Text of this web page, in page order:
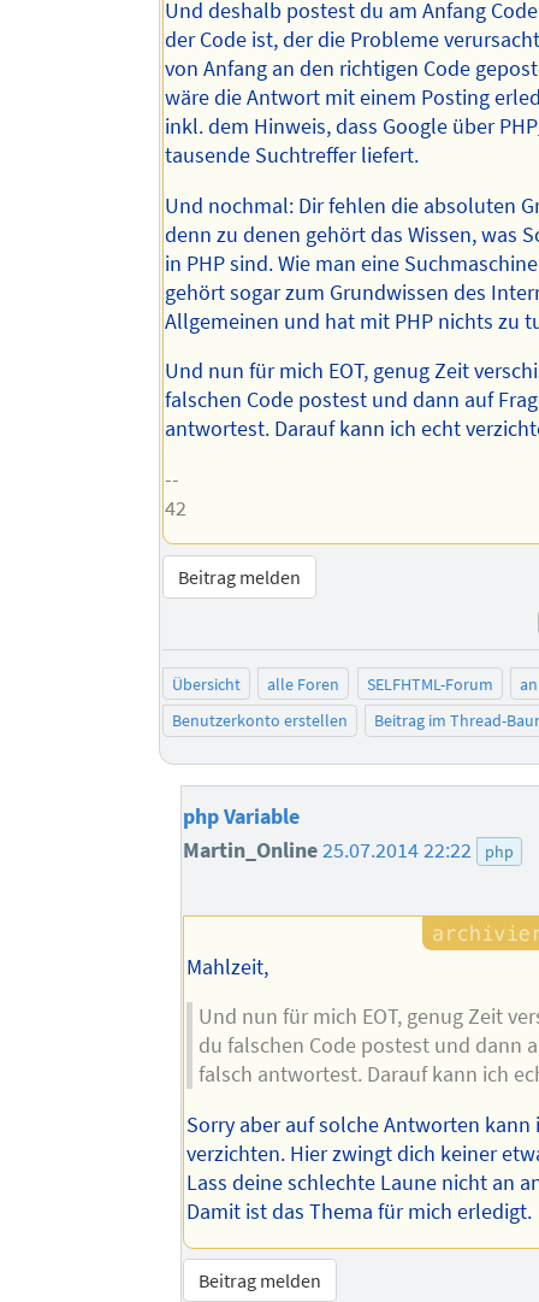
Und deshalb postest du am Anfang
der Code ist, der die Probleme
von Anfang an den richtigen Code
wäre die Antwort mit einem Posting
inkl. dem Hinweis, dass Google über
tausende Suchtreffer liefert.
Und nochmal: Dir fehlen die absoluten
denn zu denen gehört das Wissen, was
in PHP sind. Wie man eine
gehört sogar zum Grundwissen des
Allgemeinen und hat mit PHP nichts zu
Und nun für mich EOT, genug Zeit
falschen Code postest und dann auf
antwortest. Darauf kann ich echt
--
42
Beitrag melden
Übersicht alle Foren SELFHTML-Forum
Benutzerkonto erstellen
Beitrag im Thread-
php Variable
Martin_Online25.07.2014 22:22 php
Mahlzeit,
Und nun für mich EOT, genug Zeit
du falschen Code postest und dann
falsch antwortest. Darauf kann ich
Sorry aber auf solche Antworten kann
verzichten. Hier zwingt dich keiner
Lass deine schlechte Laune nicht an
Damit ist das Thema für mich erledigt.
Beitrag melden